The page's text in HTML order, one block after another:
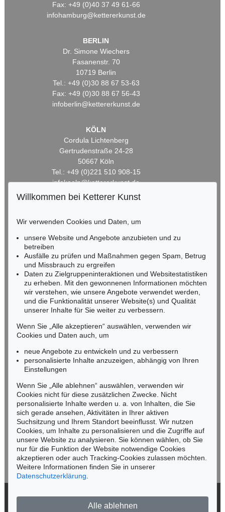
Fax: +49 (0)40 37 49 61-66
infohamburg@kettererkunst.de
BERLIN
Dr. Simone Wiechers
Fasanenstr. 70
10719 Berlin
Tel.: +49 (0)30 88 67 53-63
Fax: +49 (0)30 88 67 56-43
infoberlin@kettererkunst.de
KÖLN
Cordula Lichtenberg
Gertrudenstraße 24-28
50667 Köln
Tel.: +49 (0)221 510 908-15
infokoeln@kettererkunst.de
HESSEN
Miriam Heß
Tel.: +49 (0)62 21 58 80-038
Fax: +49 (0)62 21 58 80-595
infoheidelberg@kettererkunst.de
NORDDEUTSCHLAND
Nico Kassel, M.A.
Mobil: +49 (0)171 8618661
n.kassel@kettererkunst.de
Keine Auktion mehr verpassen!
Wir informieren Sie rechtzeitig.
Jetzt zum Newsletter anmelden >
Willkommen bei Ketterer Kunst
Wir verwenden Cookies und Daten, um
unsere Website und Angebote anzubieten und zu
betreiben
Ausfälle zu prüfen und Maßnahmen gegen Spam, Betrug
und Missbrauch zu ergreifen
Daten zu Zielgruppeninteraktionen und Websitestatistiken
zu erheben. Mit den gewonnenen Informationen möchten
wir verstehen, wie unsere Angebote verwendet werden,
und die Funktionalität unserer Website(s) und Qualität
unserer Inhalte für Sie weiter zu verbessern.
Wenn Sie „Alle akzeptieren“ auswählen, verwenden wir
Cookies und Daten auch, um
neue Angebote zu entwickeln und zu verbessern
personalisierte Inhalte anzuzeigen, abhängig von Ihren
Einstellungen
Wenn Sie „Alle ablehnen“ auswählen, verwenden wir
Cookies nicht für diese zusätzlichen Zwecke. Nicht
personalisierte Inhalte werden u. a. von Inhalten, die Sie
sich gerade ansehen, Aktivitäten in Ihrer aktiven
Suchsitzung und Ihrem Standort beeinflusst. Wir nutzen
Cookies, um Inhalte zu personalisieren und die Zugriffe auf
unsere Website zu analysieren. Sie können wählen, ob Sie
nur für die Funktion der Website notwendige Cookies
akzeptieren oder auch Tracking-Cookies zulassen möchten.
Weitere Informationen finden Sie in unserer
Datenschutzerklärung
Alle ablehnen